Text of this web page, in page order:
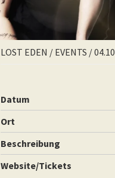
LOST EDEN / EVENTS /
Datum
Ort
Beschreibung
Website/Tickets